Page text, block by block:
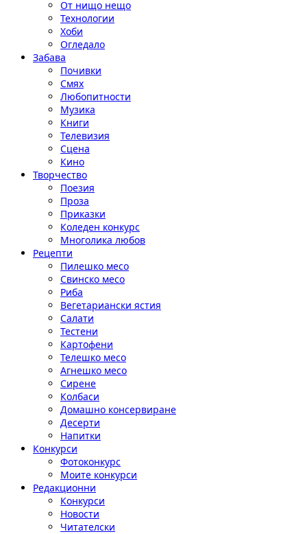
От нищо нещо
Технологии
Хоби
Огледало
Забава
Почивки
Смях
Любопитности
Музика
Книги
Телевизия
Сцена
Кино
Творчество
Поезия
Проза
Приказки
Коледен конкурс
Многолика любов
Рецепти
Пилешко месо
Свинско месо
Риба
Вегетариански ястия
Салати
Тестени
Картофени
Телешко месо
Агнешко месо
Сирене
Колбаси
Домашно консервиране
Десерти
Напитки
Конкурси
Фотоконкурс
Моите конкурси
Редакционни
Конкурси
Новости
Читателски